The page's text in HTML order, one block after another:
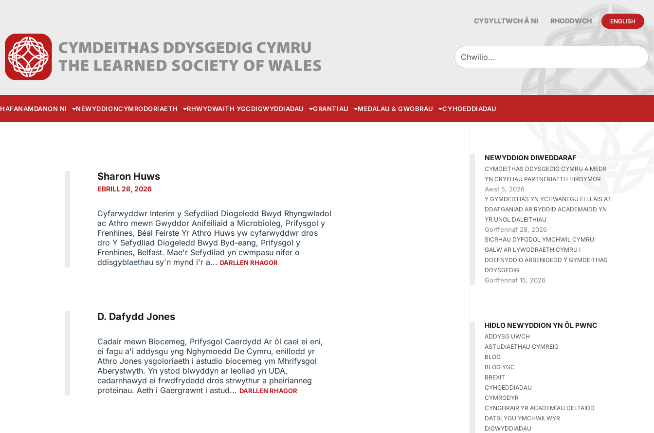
CYSYLLTWCH Â NI RHODDWCH ENGLISH
HAFANAMDANON NI NEWYDDIONCYMRODORIAETH RHWYDWAITH YGCDIGWYDDIADAU GRANTIAU MEDALAU & GWOBRAU CYHOEDDIADAU
Sharon Huws
EBRILL 28, 2026
Cyfarwyddwr Interim y Sefydliad Diogeledd Bwyd Rhyngwladol
ac Athro mewn Gwyddor Anifeiliaid a Microbioleg, Prifysgol y
Frenhines, Béal Feirste Yr Athro Huws yw cyfarwyddwr dros
dro Y Sefydliad Diogeledd Bwyd Byd-eang, Prifysgol y
Frenhines, Belfast. Mae'r Sefydliad yn cwmpasu nifer o
ddisgyblaethau sy'n mynd i'r a... DARLLEN RHAGOR
D. Dafydd Jones
Cadair mewn Biocemeg, Prifysgol Caerdydd Ar ôl cael ei eni,
ei fagu a'i addysgu yng Nghymoedd De Cymru, enillodd yr
Athro Jones ysgoloriaeth i astudio biocemeg ym Mhrifysgol
Aberystwyth. Yn ystod blwyddyn ar leoliad yn UDA,
cadarnhawyd ei frwdfrydedd dros strwythur a pheirianneg
proteinau. Aeth i Gaergrawnt i astud... DARLLEN RHAGOR
NEWYDDION DIWEDDARAF
CYMDEITHAS DDYSGEDIG CYMRU A MEDR
YN CRYFHAU PARTNERIAETH HIRDYMOR
Awst 5, 2026
Y GYMDEITHAS YN YCHWANEGU EI LLAIS AT
DDATGANIAD AR RYDDID ACADEMAIDD YN
YR UNOL DALEITHIAU
Gorffennaf 28, 2026
SICRHAU DYFODOL YMCHWIL CYMRU:
GALW AR LYWODRAETH CYMRU I
DDEFNYDDIO ARBENIGEDD Y GYMDEITHAS
DDYSGEDIG
Gorffennaf 15, 2026
HIDLO NEWYDDION YN ÔL PWNC
ADDYSG UWCH
ASTUDIAETHAU CYMREIG
BLOG
BLOG YGC
BREXIT
CYHOEDDIADAU
CYMRODYR
CYNGHRAIR YR ACADEMÏAU CELTAIDD
DATBLYGU YMCHWILWYR
DIGWYDDIADAU